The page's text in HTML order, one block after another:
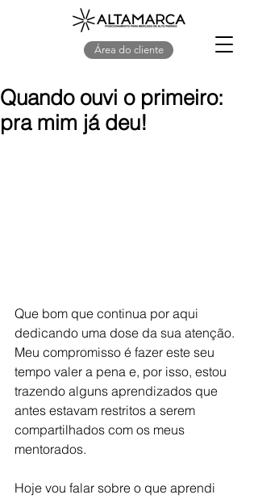
Área do cliente
Quando ouvi o primeiro:
pra mim já deu!
Que bom que continua por aqui
dedicando uma dose da sua atenção.
Meu compromisso é fazer este seu
tempo valer a pena e, por isso, estou
trazendo alguns aprendizados que
antes estavam restritos a serem
compartilhados com os meus
mentorados.
Hoje vou falar sobre o que aprendi